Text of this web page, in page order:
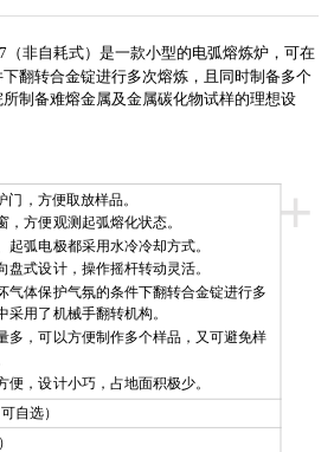
（非自耗式）是一款小型的电弧熔炼炉，可在
翻转合金锭进行多次熔炼，且同时制备多个
制备难熔金属及金属碳化物试样的理想设
+
门，方便取放样品。
，方便观测起弧熔化状态。
起弧电极都采用水冷冷却方式。
盘式设计，操作摇杆转动灵活。
气体保护气氛的条件下翻转合金锭进行多
采用了机械手翻转机构。
多，可以方便制作多个样品，又可避免样
便，设计小巧，占地面积极少。
可自选）